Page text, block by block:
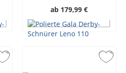
ab 179,99 €